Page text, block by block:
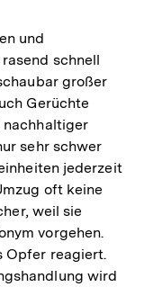
und
schnell
großer
Gerüchte
nachhaltiger
sehr schwer
jederzeit
oft keine
weil sie
vorgehen.
Opfer reagiert.
wird